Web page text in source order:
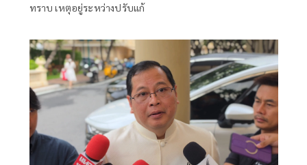
ทราบ เหตุอยู่ระหว่างปรับแก้